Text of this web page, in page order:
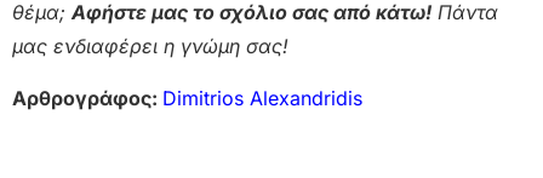
θέμα;Αφήστε μας το σχόλιο σας από κάτω! Πάντα
μας ενδιαφέρει η γνώμη σας!
Αρθρογράφος: Dimitrios Alexandridis